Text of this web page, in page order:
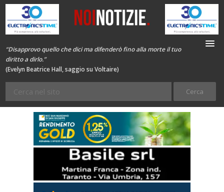
“Disapprovo quello che dici ma difenderò fino alla morte il tuo
diritto a dirlo.”
(Evelyn Beatrice Hall, saggio su Voltaire)